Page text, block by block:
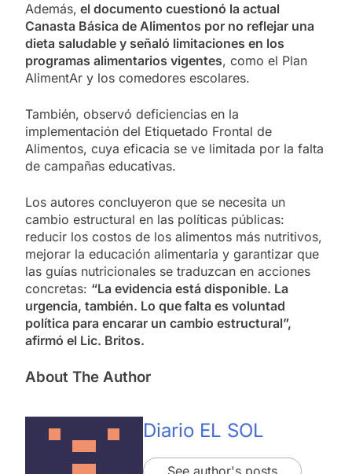
Además, el documento cuestionó la actual
Canasta Básica de Alimentos por no reflejar una
dieta saludable y señaló limitaciones en los
programas alimentarios vigentes, como el Plan
AlimentAr y los comedores escolares.
También, observó deficiencias en la
implementación del Etiquetado Frontal de
Alimentos, cuya eficacia se ve limitada por la falta
de campañas educativas.
Los autores concluyeron que se necesita un
cambio estructural en las políticas públicas:
reducir los costos de los alimentos más nutritivos,
mejorar la educación alimentaria y garantizar que
las guías nutricionales se traduzcan en acciones
concretas: “La evidencia está disponible. La
urgencia, también. Lo que falta es voluntad
política para encarar un cambio estructural”,
afirmó el Lic. Britos.
About The Author
Diario EL SOL